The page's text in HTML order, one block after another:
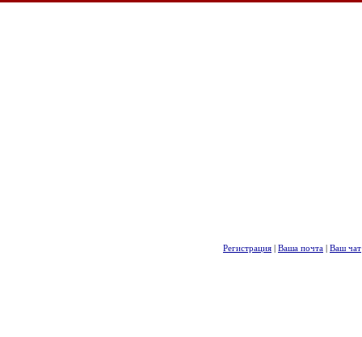
Регистрация | Ваша почта | Ваш чат